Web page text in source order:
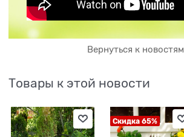
Вернуться к новостям
Товары к этой новости
Скидка 65%